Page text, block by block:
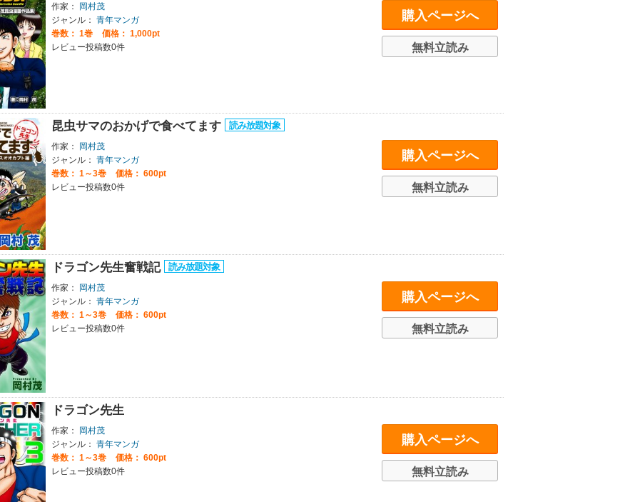
作家：
岡村茂
ジャンル： 青年マンガ
巻数： 1巻
価格： 1,000pt
レビュー投稿数0件
購入ページへ
無料立読み
昆虫サマのおかげで食べてます
作家：
岡村茂
ジャンル： 青年マンガ
巻数： 1～3巻
価格： 600pt
レビュー投稿数0件
購入ページへ
無料立読み
ドラゴン先生奮戦記
作家：
岡村茂
ジャンル： 青年マンガ
巻数： 1～3巻
価格： 600pt
レビュー投稿数0件
購入ページへ
無料立読み
ドラゴン先生
作家：
岡村茂
ジャンル： 青年マンガ
巻数： 1～3巻
価格： 600pt
レビュー投稿数0件
購入ページへ
無料立読み